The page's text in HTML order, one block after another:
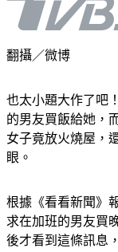
也太小題大作了吧
的男友買飯給她，
女子竟放火燒屋，
根據《看看新聞》
求在加班的男友買